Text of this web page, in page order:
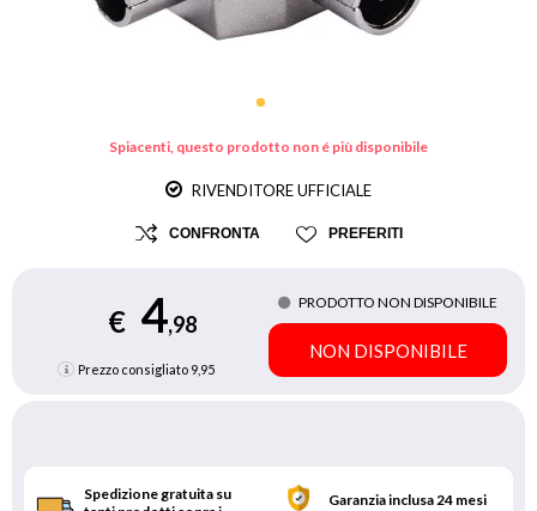
Spiacenti, questo prodotto non é più disponibile
RIVENDITORE UFFICIALE
CONFRONTA PREFERITI
€ 4,98
Prezzo consigliato 9,95
PRODOTTO NON DISPONIBILE
NON DISPONIBILE
Spedizione gratuita su
Garanzia inclusa 24 mesi